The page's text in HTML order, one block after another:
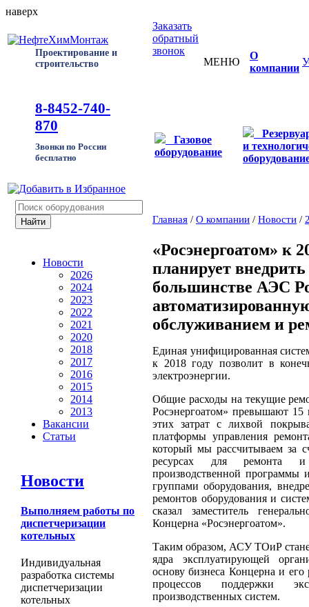
наверх
Проектирование и
строительство
8-8452-740-
870
Звонки по России
бесплатно
Заказать
обратный
звонок
МЕНЮ
О
компании
Газовое
оборудование
и
Новости
2026
2024
2023
2022
2021
2020
2018
2017
2016
2015
2014
2013
Вакансии
Статьи
Новости
Выполняем работы по
диспетчеризации
котельных
Индивидуальная
разработка системы
диспетчеризации
котельных
Главная / О компании / Новости /
«Росэнергоатом» к
планирует
большинстве АЭС
обслуживанием и
Единая унифицированная
к 2018 году позволит в
электроэнергии.
Общие расходы на текущие
Росэнергоатом» превышают
этих затрат с лихвой
платформы управления
который мы рассчитываем за
ресурсах для ремонта и
производственной программы
группами оборудования,
ремонтов оборудования и
сказал заместитель
Концерна «Росэнергоатом».
Таким образом, АСУ ТОиР
ядра эксплуатирующей
основу бизнеса Концерна и
процессов поддержки
производственных систем.